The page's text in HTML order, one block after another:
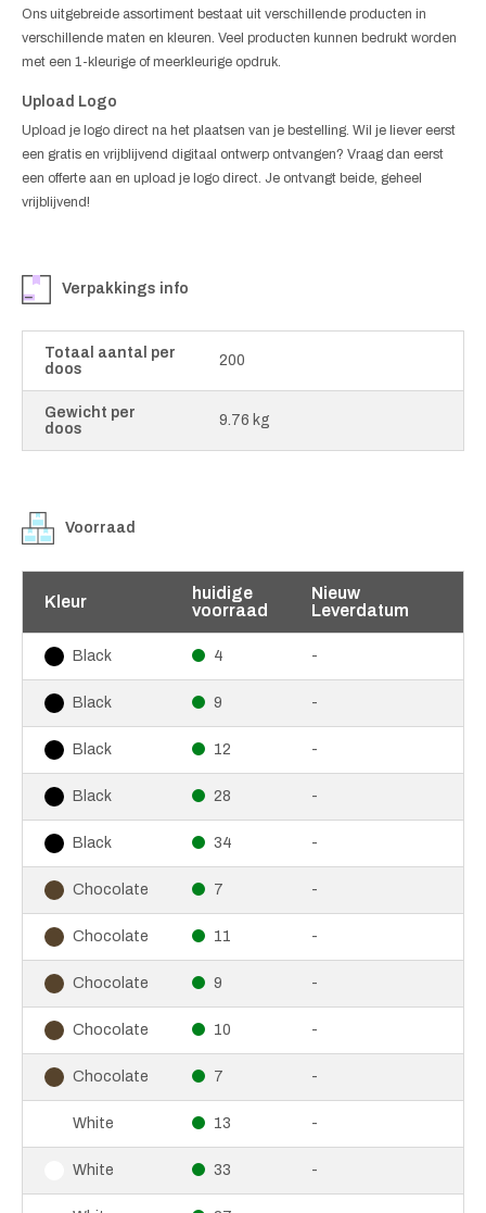
Ons uitgebreide assortiment bestaat uit verschillende producten in
verschillende maten en kleuren. Veel producten kunnen bedrukt worden
met een 1-kleurige of meerkleurige opdruk.
Upload Logo
Upload je logo direct na het plaatsen van je bestelling. Wil je liever eerst
een gratis en vrijblijvend digitaal ontwerp ontvangen? Vraag dan eerst
een offerte aan en upload je logo direct. Je ontvangt beide, geheel
vrijblijvend!
Verpakkings info
Totaal aantal per
doos
200
Gewicht per
doos
9.76 kg
Voorraad
Kleur
huidige
voorraad
Nieuw
Leverdatum
Black 4 -
Black 9 -
Black 12 -
Black 28 -
Black 34 -
Chocolate 7 -
Chocolate 11 -
Chocolate 9 -
Chocolate 10 -
Chocolate 7 -
White 13 -
White 33 -